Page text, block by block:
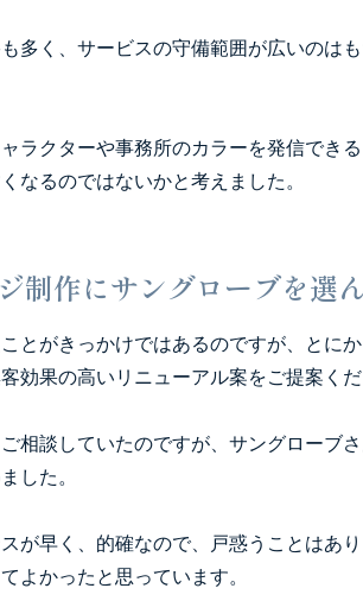
多く、サービスの守備範囲が広いのは
ラクターや事務所のカラーを発信でき
なるのではないかと考えました。
制作にサングローブを選
とがきっかけではあるのですが、とに
効果の高いリニューアル案をご提案くだ
相談していたのですが、サングローブ
した。
が早く、的確なので、戸惑うことはあ
よかったと思っています。